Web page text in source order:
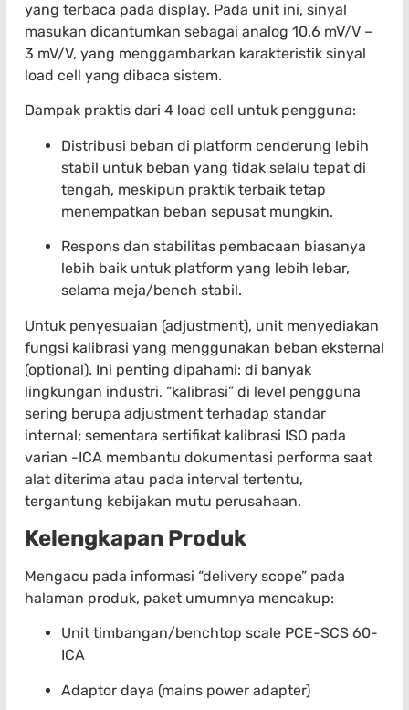
yang terbaca pada display. Pada unit ini, sinyal
masukan dicantumkan sebagai analog 10.6 mV/V –
3 mV/V, yang menggambarkan karakteristik sinyal
load cell yang dibaca sistem.
Dampak praktis dari 4 load cell untuk pengguna:
Distribusi beban di platform cenderung lebih
stabil untuk beban yang tidak selalu tepat di
tengah, meskipun praktik terbaik tetap
menempatkan beban sepusat mungkin.
Respons dan stabilitas pembacaan biasanya
lebih baik untuk platform yang lebih lebar,
selama meja/bench stabil.
Untuk penyesuaian (adjustment), unit menyediakan
fungsi kalibrasi yang menggunakan beban eksternal
(optional). Ini penting dipahami: di banyak
lingkungan industri, “kalibrasi” di level pengguna
sering berupa adjustment terhadap standar
internal; sementara sertifikat kalibrasi ISO pada
varian -ICA membantu dokumentasi performa saat
alat diterima atau pada interval tertentu,
tergantung kebijakan mutu perusahaan.
Kelengkapan Produk
Mengacu pada informasi “delivery scope” pada
halaman produk, paket umumnya mencakup:
Unit timbangan/benchtop scale PCE-SCS 60-
ICA
Adaptor daya (mains power adapter)